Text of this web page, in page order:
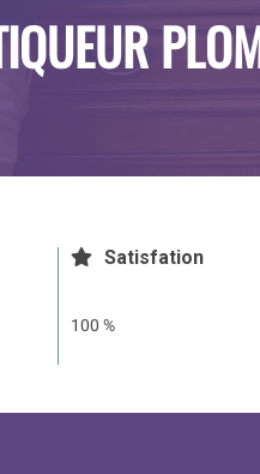
Satisfation
100 %